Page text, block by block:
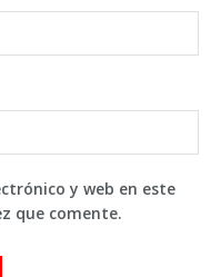
y web en este
que comente.